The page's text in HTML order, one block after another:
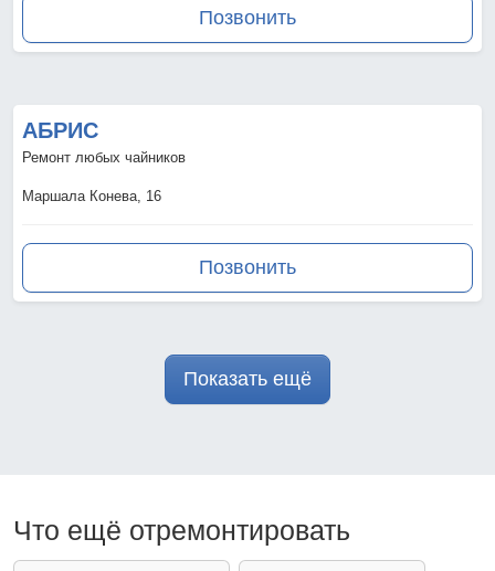
Позвонить
АБРИС
Ремонт любых чайников
Маршала Конева, 16
Позвонить
Показать ещё
Что ещё отремонтировать